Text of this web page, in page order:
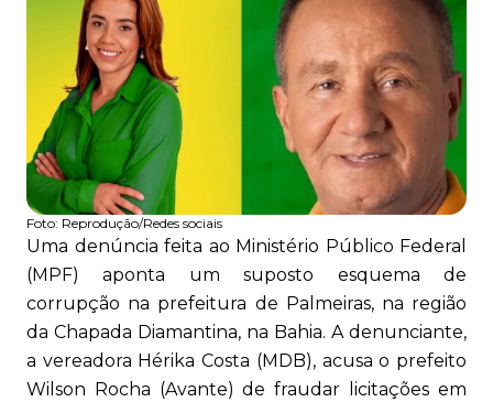
Foto: Reprodução/Redes sociais
Uma denúncia feita ao Ministério Público Federal
(MPF) aponta um suposto esquema de
corrupção na prefeitura de Palmeiras, na região
da Chapada Diamantina, na Bahia. A denunciante,
a vereadora Hérika Costa (MDB), acusa o prefeito
Wilson Rocha (Avante) de fraudar licitações em